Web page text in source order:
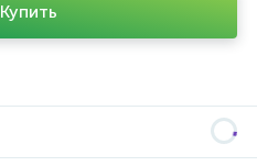
Купить